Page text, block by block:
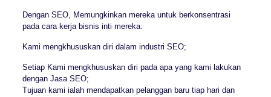
Dengan SEO, Memungkinkan mereka untuk berkonsentrasi
pada cara kerja bisnis inti mereka.
Kami mengkhususkan diri dalam industri SEO;
Setiap Kami mengkhususkan diri pada apa yang kami lakukan
dengan Jasa SEO;
Tujuan kami ialah mendapatkan pelanggan baru tiap hari dan